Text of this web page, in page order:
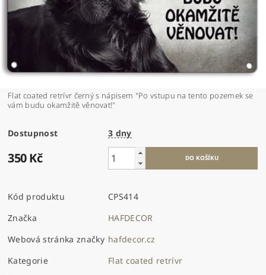
Flat coated retrívr černý s nápisem "Po vstupu na tento pozemek se
vám budu okamžitě věnovat!"
Dostupnost 3 dny
350 Kč
Kód produktu
CPS414
Značka
HAFDECOR
Webová stránka značky hafdecor.cz
Kategorie
Flat coated retrívr